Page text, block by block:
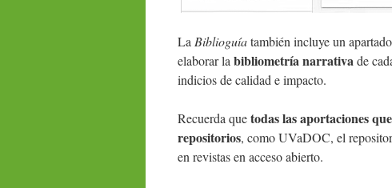
La Biblioguíatambién incluye un
elaborar la bibliometría narrativade
indicios de calidad e impacto.
Recuerda quetodas las aportaciones
repositorios, como UVaDOC, el
en revistas en acceso abierto.